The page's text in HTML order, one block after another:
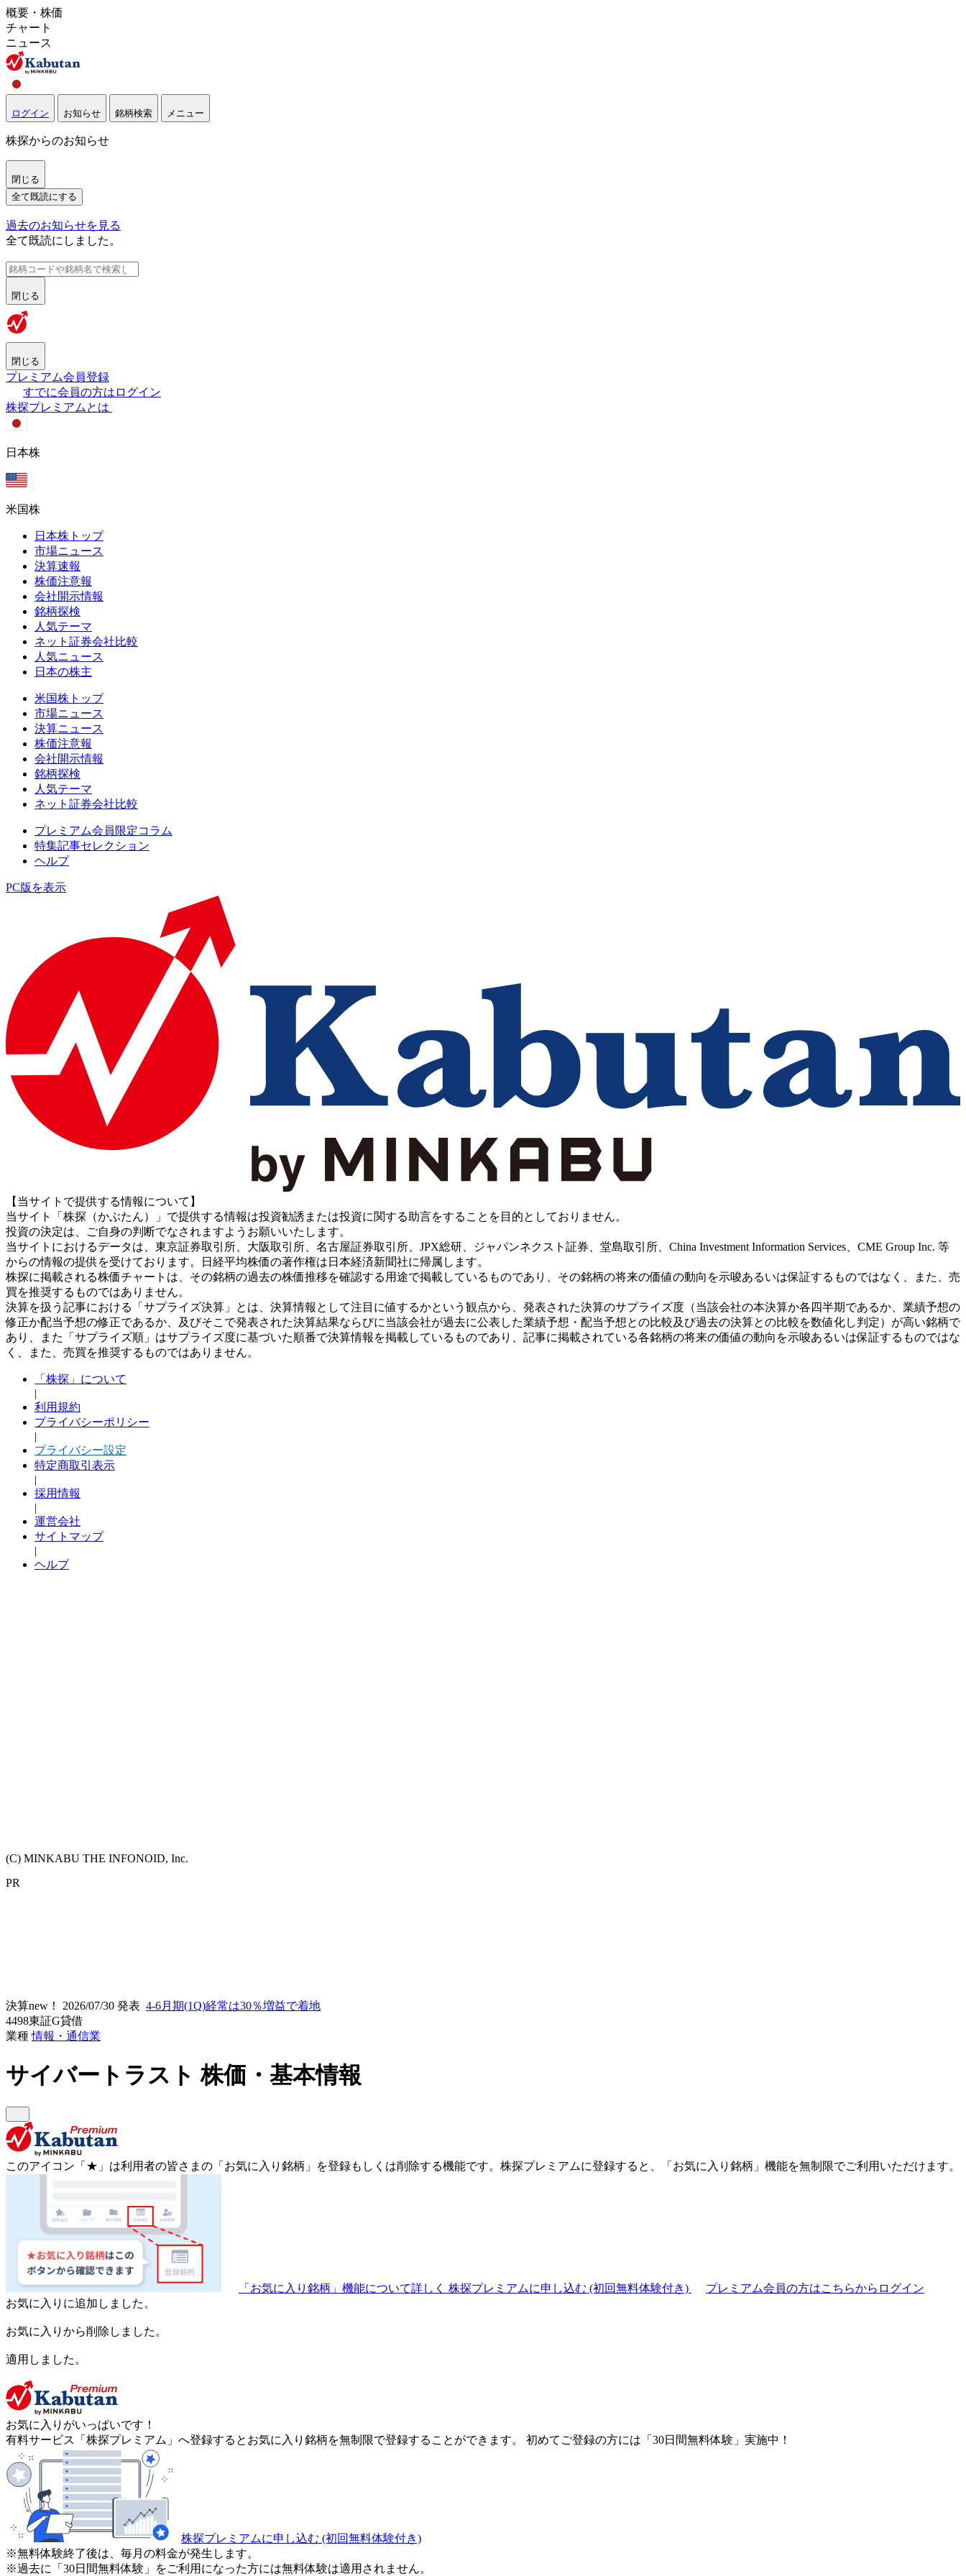
概要・株価
チャート
ニュース
ログイン お知らせ 銘柄検索 メニュー
株探からのお知らせ
閉じる
全て既読にする
過去のお知らせを見る
全て既読にしました。
閉じる
閉じる
プレミアム会員登録
すでに会員の方はログイン
株探プレミアムとは
日本株
米国株
日本株トップ
市場ニュース
決算速報
株価注意報
会社開示情報
銘柄探検
人気テーマ
ネット証券会社比較
人気ニュース
日本の株主
米国株トップ
市場ニュース
決算ニュース
株価注意報
会社開示情報
銘柄探検
人気テーマ
ネット証券会社比較
プレミアム会員限定コラム
特集記事セレクション
ヘルプ
PC版を表示
【当サイトで提供する情報について】
当サイト「株探（かぶたん）」で提供する情報は投資勧誘または投資に関する助言をすることを目的としておりません。
投資の決定は、ご自身の判断でなされますようお願いいたします。
当サイトにおけるデータは、東京証券取引所、大阪取引所、名古屋証券取引所、JPX総研、ジャパンネクスト証券、堂島取引所、China Investment Information Services、CME Group Inc. 等
からの情報の提供を受けております。日経平均株価の著作権は日本経済新聞社に帰属します。
株探に掲載される株価チャートは、その銘柄の過去の株価推移を確認する用途で掲載しているものであり、その銘柄の将来の価値の動向を示唆あるいは保証するものではなく、また、売
買を推奨するものではありません。
決算を扱う記事における「サプライズ決算」とは、決算情報として注目に値するかという観点から、発表された決算のサプライズ度（当該会社の本決算か各四半期であるか、業績予想の
修正か配当予想の修正であるか、及びそこで発表された決算結果ならびに当該会社が過去に公表した業績予想・配当予想との比較及び過去の決算との比較を数値化し判定）が高い銘柄で
あり、また「サプライズ順」はサプライズ度に基づいた順番で決算情報を掲載しているものであり、記事に掲載されている各銘柄の将来の価値の動向を示唆あるいは保証するものではな
く、また、売買を推奨するものではありません。
「株探」について
|
利用規約
プライバシーポリシー
|
プライバシー設定
特定商取引表示
|
採用情報
|
運営会社
サイトマップ
|
ヘルプ
(C) MINKABU THE INFONOID, Inc.
PR
決算new！ 2026/07/30 発表 4-6月期(1Q)経常は30％増益で着地
4498東証G貸借
業種情報・通信業
サイバートラスト株価・基本情報
このアイコン 「★」 は利用者の皆さまの 「お気に入り銘柄」を登録もしくは削除する機能です。 株探プレミアムに登録すると、「お気に入り銘柄」機能を無制限でご利用いただけます。
「お気に入り銘柄」機能について詳しく 株探プレミアムに申し込む (初回無料体験付き)
プレミアム会員の方はこちらからログイン
お気に入りに追加しました。
お気に入りから削除しました。
適用しました。
お気に入りがいっぱいです！
有料サービス「株探プレミアム」へ登録するとお気に入り銘柄を無制限で登録することができます。 初めてご登録の方には「30日間無料体験」実施中！
株探プレミアムに申し込む (初回無料体験付き)
※無料体験終了後は、毎月の料金が発生します。
※過去に「30日間無料体験」をご利用になった方には無料体験は適用されません。